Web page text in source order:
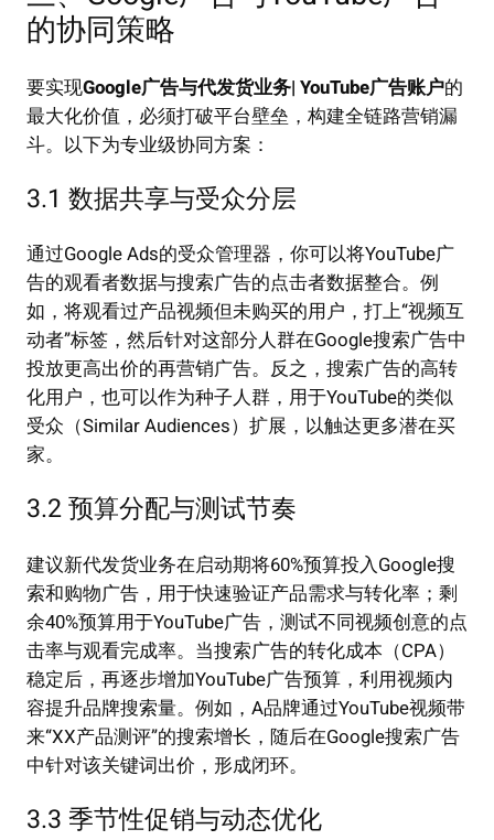
的协同策略
要实现Google广告与代发货业务| YouTube广告账户的
最大化价值，必须打破平台壁垒，构建全链路营销漏
斗。以下为专业级协同方案：
3.1 数据共享与受众分层
通过Google Ads的受众管理器，你可以将YouTube广
告的观看者数据与搜索广告的点击者数据整合。例
如，将观看过产品视频但未购买的用户，打上“视频互
动者”标签，然后针对这部分人群在Google搜索广告中
投放更高出价的再营销广告。反之，搜索广告的高转
化用户，也可以作为种子人群，用于YouTube的类似
受众（Similar Audiences）扩展，以触达更多潜在买
家。
3.2 预算分配与测试节奏
建议新代发货业务在启动期将60%预算投入Google搜
索和购物广告，用于快速验证产品需求与转化率；剩
余40%预算用于YouTube广告，测试不同视频创意的点
击率与观看完成率。当搜索广告的转化成本（CPA）
稳定后，再逐步增加YouTube广告预算，利用视频内
容提升品牌搜索量。例如，A品牌通过YouTube视频带
来“XX产品测评”的搜索增长，随后在Google搜索广告
中针对该关键词出价，形成闭环。
3.3 季节性促销与动态优化